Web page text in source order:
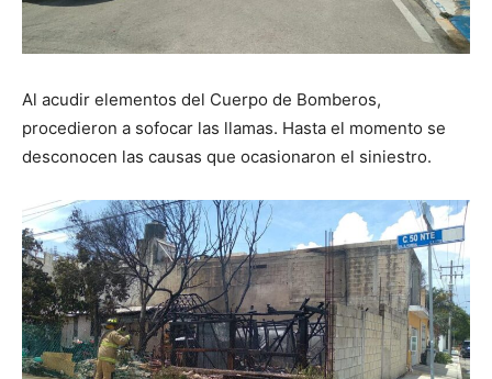
Al acudir elementos del Cuerpo de Bomberos,
procedieron a sofocar las llamas. Hasta el momento se
desconocen las causas que ocasionaron el siniestro.